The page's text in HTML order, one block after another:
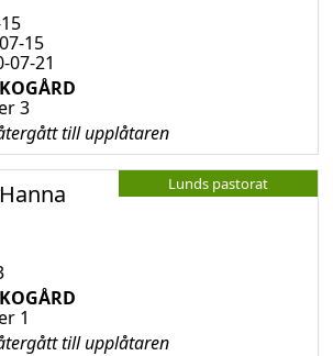
15
07-21
3
till upplåtaren
Lunds pastorat
1
till upplåtaren